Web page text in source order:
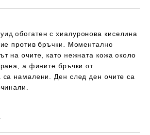
обогатен с хиалуронова киселина
против бръчки. Моментално
на очите, като нежната кожа около
a фините бръчки от
са намалени. Ден след ден очите са